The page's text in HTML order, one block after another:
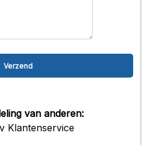
van anderen:
Klantenservice